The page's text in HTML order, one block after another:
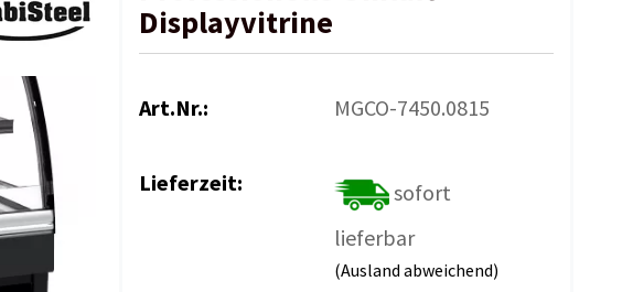
Displayvitrine
Art.Nr.: MGCO-7450.0815
Lieferzeit:
sofort
lieferbar
(Ausland abweichend)